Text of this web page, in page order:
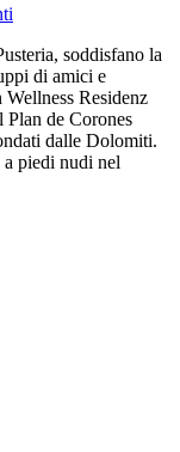
soddisfano la
di amici e
Residenz
Plan de Corones
dalle Dolomiti.
piedi nudi nel